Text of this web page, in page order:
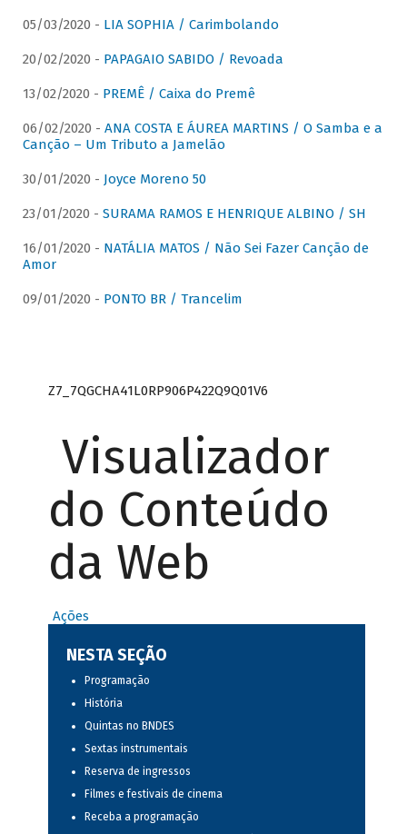
05/03/2020 - LIA SOPHIA / Carimbolando
20/02/2020 - PAPAGAIO SABIDO / Revoada
13/02/2020 - PREMÊ / Caixa do Premê
06/02/2020 - ANA COSTA E ÁUREA MARTINS / O Samba e a
Canção – Um Tributo a Jamelão
30/01/2020 - Joyce Moreno 50
23/01/2020 - SURAMA RAMOS E HENRIQUE ALBINO / SH
16/01/2020 - NATÁLIA MATOS / Não Sei Fazer Canção de
Amor
09/01/2020 - PONTO BR / Trancelim
Z7_7QGCHA41L0RP906P422Q9Q01V6
Visualizador
do Conteúdo
da Web
Ações
NESTA SEÇÃO
Programação
História
Quintas no BNDES
Sextas instrumentais
Reserva de ingressos
Filmes e festivais de cinema
Receba a programação